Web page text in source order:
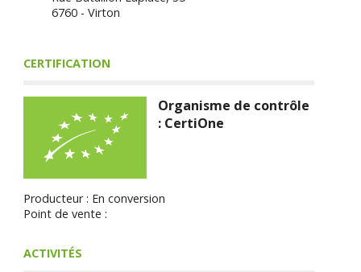
6760 - Virton
CERTIFICATION
Organisme de contrôle
: CertiOne
Producteur : En conversion
Point de vente :
ACTIVITÉS